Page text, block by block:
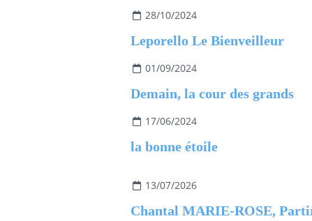
28/10/2024
Leporello Le Bienveilleur
01/09/2024
Demain, la cour des grands
17/06/2024
la bonne étoile
13/07/2026